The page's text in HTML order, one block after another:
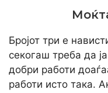
Бројот три е
секогаш треба да
добри работи
работи исто така.